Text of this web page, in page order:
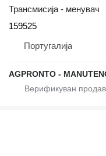
Трансмисија - менувач
159525
Португалија
AGPRONTO -